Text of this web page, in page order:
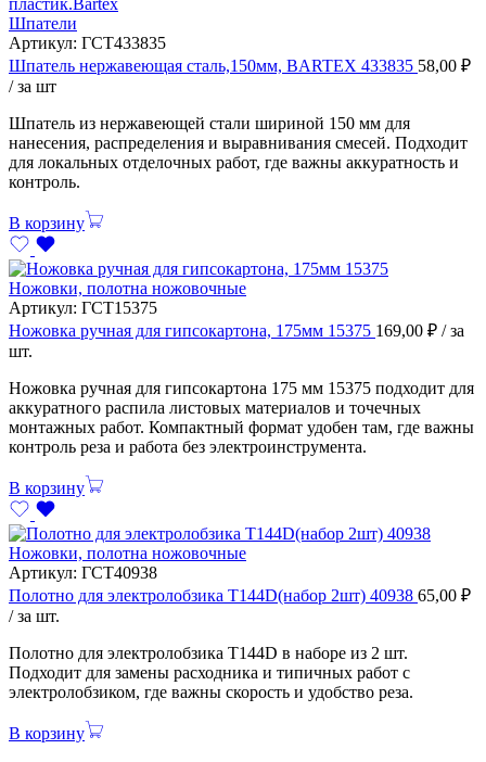
Шпатели
Артикул: ГСТ433835
Шпатель нержавеющая сталь,150мм, BARTEX 433835 58,00 ₽
/ за шт
Шпатель из нержавеющей стали шириной 150 мм для
нанесения, распределения и выравнивания смесей. Подходит
для локальных отделочных работ, где важны аккуратность и
контроль.
В корзину
Ножовки, полотна ножовочные
Артикул: ГСТ15375
Ножовка ручная для гипсокартона, 175мм 15375 169,00 ₽ / за
шт.
Ножовка ручная для гипсокартона 175 мм 15375 подходит для
аккуратного распила листовых материалов и точечных
монтажных работ. Компактный формат удобен там, где важны
контроль реза и работа без электроинструмента.
В корзину
Ножовки, полотна ножовочные
Артикул: ГСТ40938
Полотно для электролобзика Т144D(набор 2шт) 40938 65,00 ₽
/ за шт.
Полотно для электролобзика Т144D в наборе из 2 шт.
Подходит для замены расходника и типичных работ с
электролобзиком, где важны скорость и удобство реза.
В корзину